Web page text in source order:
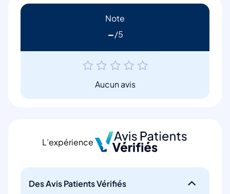
Note
-
Aucun avis
L’expérience
Des Avis Patients Vérifiés